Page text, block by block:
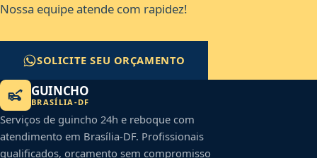
Nossa equipe atende com rapidez!
SOLICITE SEU ORÇAMENTO
GUINCHO
BRASÍLIA-DF
Serviços de guincho 24h e reboque com
atendimento em Brasília-DF. Profissionais
qualificados, orçamento sem compromisso